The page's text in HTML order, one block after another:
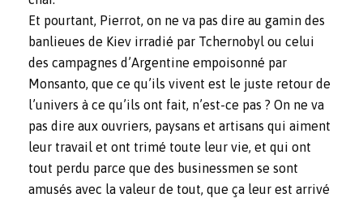
Et pourtant, Pierrot, on ne va pas dire au gamin des
banlieues de Kiev irradié par Tchernobyl ou celui
des campagnes d’Argentine empoisonné par
Monsanto, que ce qu’ils vivent est le juste retour de
l’univers à ce qu’ils ont fait, n’est-ce pas ? On ne va
pas dire aux ouvriers, paysans et artisans qui aiment
leur travail et ont trimé toute leur vie, et qui ont
tout perdu parce que des businessmen se sont
amusés avec la valeur de tout, que ça leur est arrivé